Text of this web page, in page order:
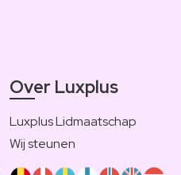
Over Luxplus
Luxplus Lidmaatschap
Wij steunen